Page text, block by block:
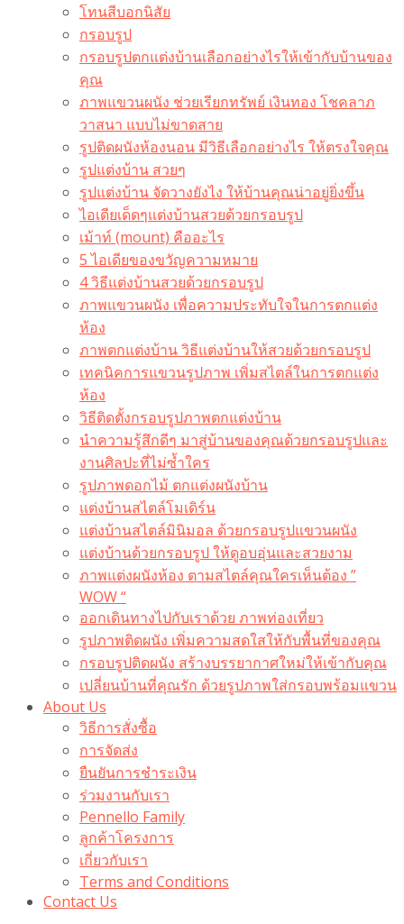
โทนสีบอกนิสัย
กรอบรูป
กรอบรูปตกแต่งบ้านเลือกอย่างไรให้เข้ากับบ้านของ
คุณ
ภาพแขวนผนัง ช่วยเรียกทรัพย์ เงินทอง โชคลาภ
วาสนา แบบไม่ขาดสาย
รูปติดผนังห้องนอน มีวิธีเลือกอย่างไร ให้ตรงใจคุณ
รูปแต่งบ้าน สวยๆ
รูปแต่งบ้าน จัดวางยังไง ให้บ้านคุณน่าอยู่ยิ่งขึ้น
ไอเดียเด็ดๆแต่งบ้านสวยด้วยกรอบรูป
เม้าท์ (mount) คืออะไร​
5 ไอเดียของขวัญความหมาย
4 วิธีแต่งบ้านสวยด้วยกรอบรูป
ภาพแขวนผนัง เพื่อความประทับใจในการตกแต่ง
ห้อง
ภาพตกแต่งบ้าน วิธีแต่งบ้านให้สวยด้วยกรอบรูป
เทคนิคการแขวนรูปภาพ เพิ่มสไตล์ในการตกแต่ง
ห้อง
วิธีติดตั้งกรอบรูปภาพตกแต่งบ้าน
นำความรู้สึกดีๆ มาสู่บ้านของคุณด้วยกรอบรูปและ
งานศิลปะที่ไม่ซ้ำใคร
รูปภาพดอกไม้ ตกแต่งผนังบ้าน
แต่งบ้านสไตล์โมเดิร์น
แต่งบ้านสไตล์มินิมอล ด้วยกรอบรูปแขวนผนัง
แต่งบ้านด้วยกรอบรูป ให้ดูอบอุ่นและสวยงาม
ภาพแต่งผนังห้อง ตามสไตล์คุณใครเห็นต้อง ”
WOW “
ออกเดินทางไปกับเราด้วย ภาพท่องเที่ยว
รูปภาพติดผนัง เพิ่มความสดใสให้กับพื้นที่ของคุณ
กรอบรูปติดผนัง สร้างบรรยากาศใหม่ให้เข้ากับคุณ
เปลี่ยนบ้านที่คุณรัก ด้วยรูปภาพใส่กรอบพร้อมแขวน​
About Us
วิธีการสั่งซื้อ
การจัดส่ง
ยืนยันการชำระเงิน
ร่วมงานกับเรา
Pennello Family
ลูกค้าโครงการ
เกี่ยวกับเรา
Terms and Conditions
Contact Us